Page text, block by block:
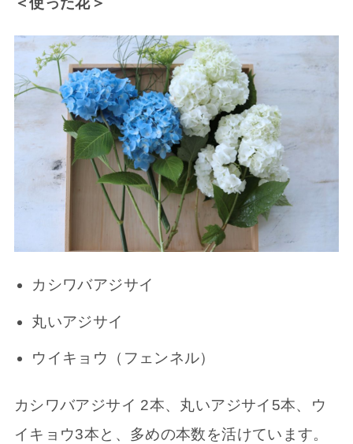
カシワバアジサイ
丸いアジサイ
ウイキョウ（フェンネル）
カシワバアジサイ 2本、丸いアジサイ5本、ウ
イキョウ3本と、多めの本数を活けています。